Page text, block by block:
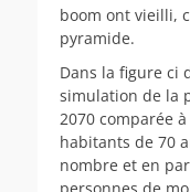
boom ont vieilli,
pyramide.
Dans la figure ci
simulation de la
2070 comparée
habitants de 70
nombre et en
personnes de